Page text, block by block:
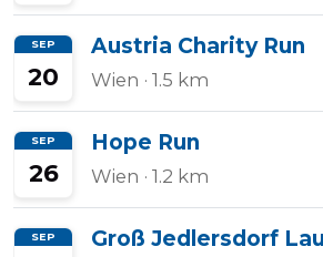
SEP
20
Austria Charity Run
Wien · 1.5 km
SEP
26
Hope Run
Wien · 1.2 km
SEP Groß Jedlersdorf